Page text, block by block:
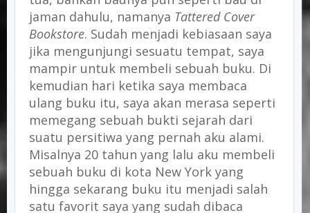
jaman dahulu, namanya Tattered Cover
Bookstore. Sudah menjadi kebiasaan saya
jika mengunjungi sesuatu tempat, saya
mampir untuk membeli sebuah buku. Di
kemudian hari ketika saya membaca
ulang buku itu, saya akan merasa seperti
memegang sebuah bukti sejarah dari
suatu persitiwa yang pernah aku alami.
Misalnya 20 tahun yang lalu aku membeli
sebuah buku di kota New York yang
hingga sekarang buku itu menjadi salah
satu favorit saya yang sudah dibaca